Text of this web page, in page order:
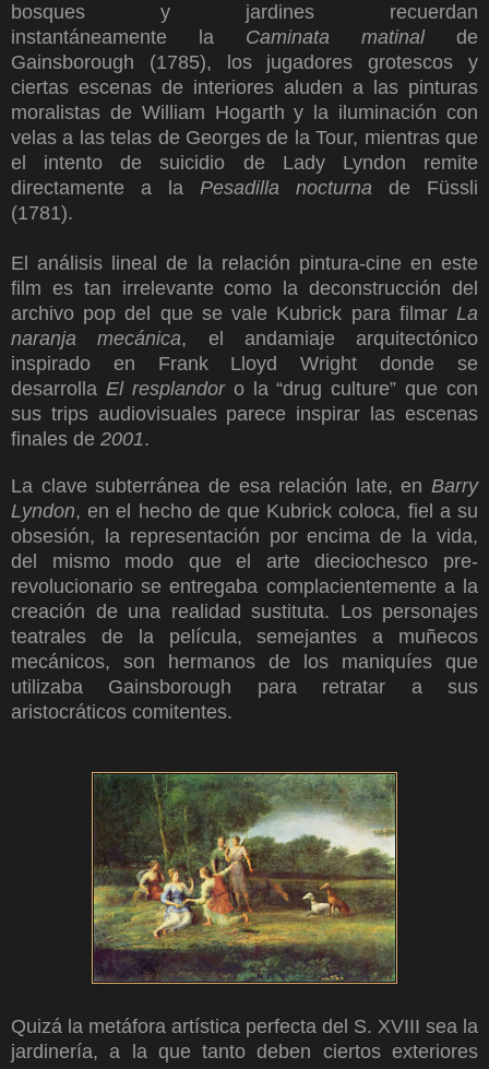
bosques y jardines recuerdan
instantáneamente la Caminata matinalde
Gainsborough (1785), los jugadores grotescos y
ciertas escenas de interiores aluden a las pinturas
moralistas de William Hogarth y la iluminación con
velas a las telas de Georges de la Tour, mientras que
el intento de suicidio de Lady Lyndon remite
directamente a la Pesadilla nocturna de Füssli
(1781).
El análisis lineal de la relación pintura-cine en este
film es tan irrelevante como la deconstrucción del
archivo pop del que se vale Kubrick para filmar La
naranja mecánica, el andamiaje arquitectónico
inspirado en Frank Lloyd Wright donde se
desarrolla El resplandoro la “drug culture” que con
sus trips audiovisuales parece inspirar las escenas
finales de 2001.
La clave subterránea de esa relación late, en Barry
Lyndon, en el hecho de que Kubrick coloca, fiel a su
obsesión, la representación por encima de la vida,
del mismo modo que el arte dieciochesco pre-
revolucionario se entregaba complacientemente a la
creación de una realidad sustituta. Los personajes
teatrales de la película, semejantes a muñecos
mecánicos, son hermanos de los maniquíes que
utilizaba Gainsborough para retratar a sus
aristocráticos comitentes.
Quizá la metáfora artística perfecta del S. XVIII sea la
jardinería, a la que tanto deben ciertos exteriores